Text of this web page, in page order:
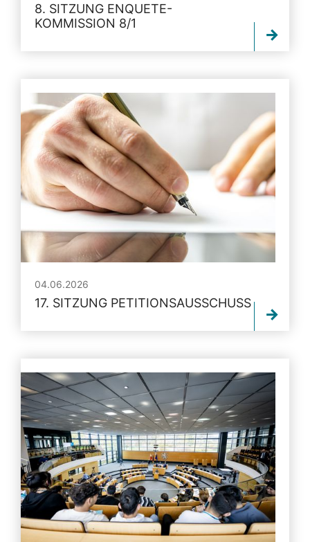
8. SITZUNG ENQUETE-
KOMMISSION 8/1
04.06.2026
17. SITZUNG PETITIONSAUSSCHUSS